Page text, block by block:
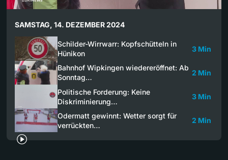
SAMSTAG, 14. DEZEMBER 2024
Schilder-Wirrwarr: Kopfschütteln in
Hünikon
3 Min
Bahnhof Wipkingen wiedereröffnet: Ab
Sonntag…
2 Min
Politische Forderung: Keine
Diskriminierung…
3 Min
Odermatt gewinnt: Wetter sorgt für
verrückten…
2 Min